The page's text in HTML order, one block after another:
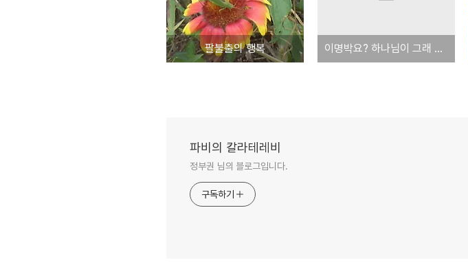
팔불출의 행복 이명박요? 하나님이 그래 지어놓으신 걸 우짤깁니꺼?
파비의 칼라테레비
정부권 님의 블로그입니다.
구독하기